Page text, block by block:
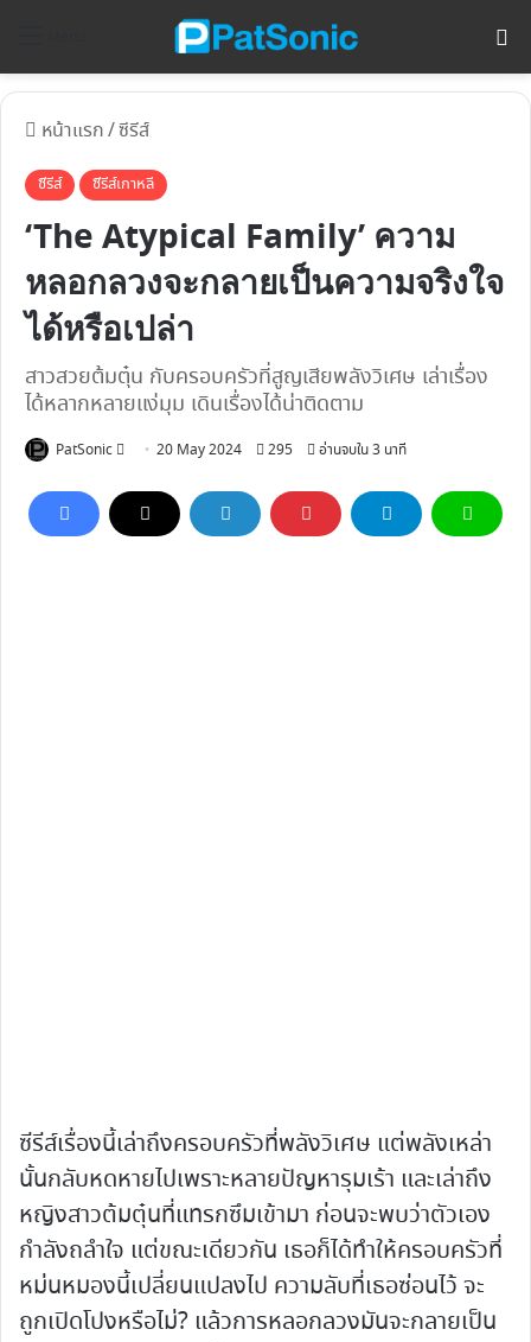
หน้าแรก/ซีรีส์
ซีรีส์ ซีรีส์เกาหลี
‘The Atypical Family’ ความ
หลอกลวงจะกลายเป็นความจริงใจ
ได้หรือเปล่า
สาวสวยต้มตุ๋น กับครอบครัวที่สูญเสียพลังวิเศษ เล่าเรื่อง
ได้หลากหลายแง่มุม เดินเรื่องได้น่าติดตาม
PatSonic
Follow20 May 2024 295 อ่านจบใน 3 นาที
ซีรีส์เรื่องนี้เล่าถึงครอบครัวที่พลังวิเศษ แต่พลังเหล่า
นั้นกลับหดหายไปเพราะหลายปัญหารุมเร้า และเล่าถึง
หญิงสาวต้มตุ๋นที่แทรกซึมเข้ามา ก่อนจะพบว่าตัวเอง
กำลังถลำใจ แต่ขณะเดียวกัน เธอก็ได้ทำให้ครอบครัวที่
หม่นหมองนี้เปลี่ยนแปลงไป ความลับที่เธอซ่อนไว้ จะ
ถูกเปิดโปงหรือไม่? แล้วการหลอกลวงมันจะกลายเป็น